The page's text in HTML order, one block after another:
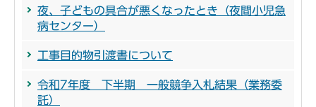
夜、子どもの具合が悪くなったとき（夜間小児急
病センター）
工事目的物引渡書について
令和7年度 下半期 一般競争入札結果（業務委
託）